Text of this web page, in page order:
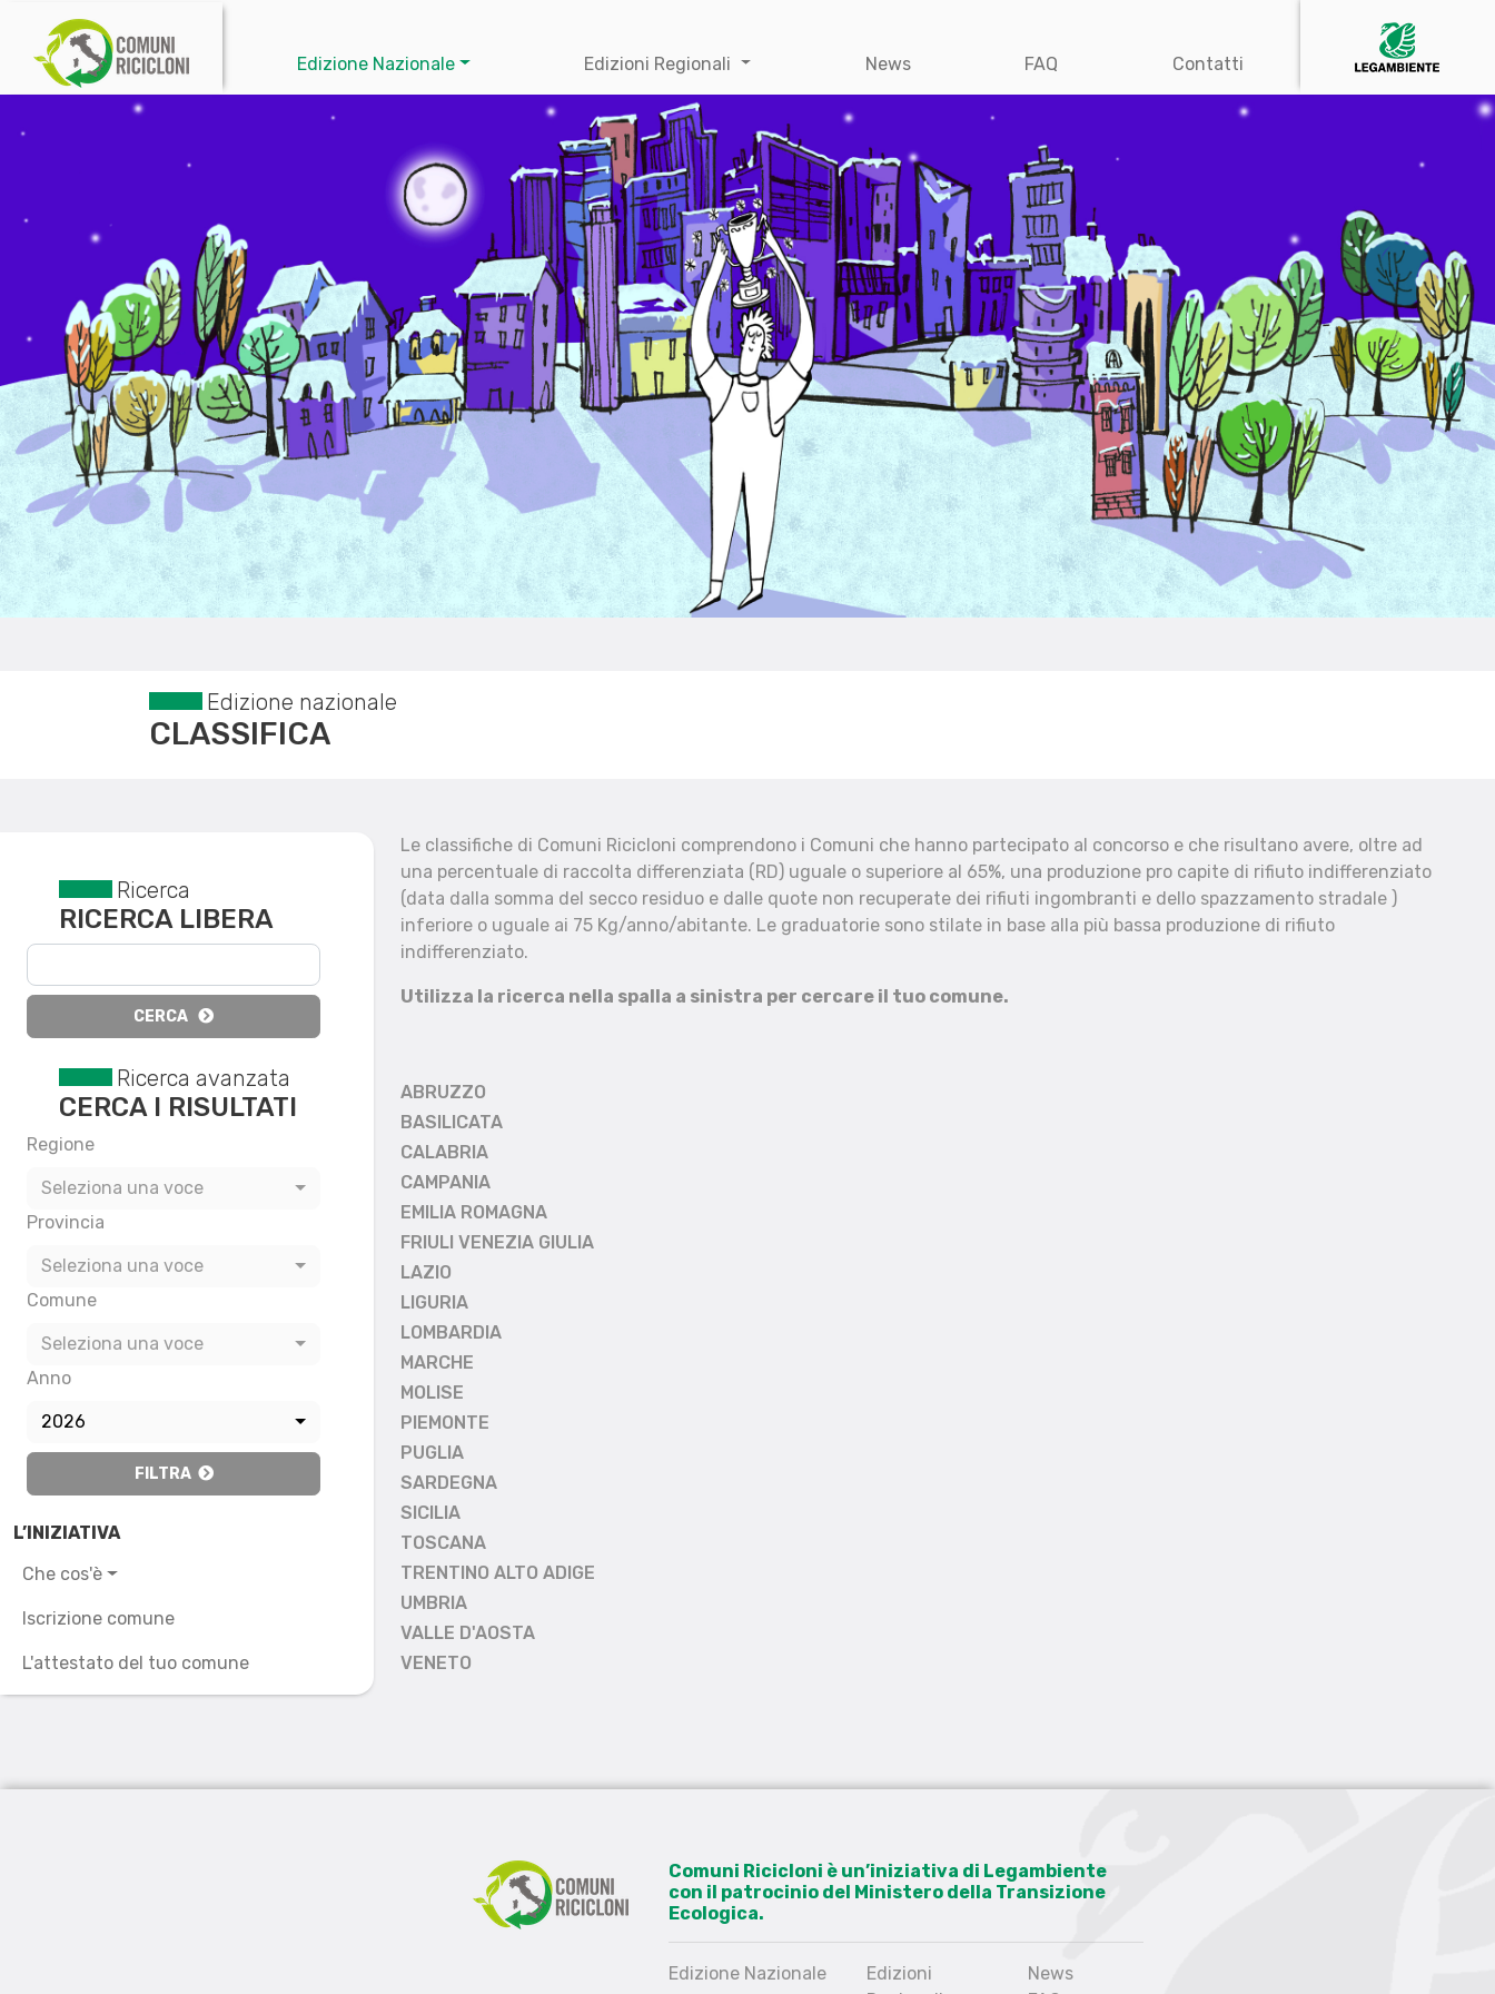
Edizione Nazionale Edizioni Regionali News FAQ Contatti
Edizione nazionale
CLASSIFICA
Reset filtri
Ricerca
RICERCA LIBERA
CERCA
Ricerca avanzata
CERCA I RISULTATI
Regione
Seleziona una voce
Provincia
Seleziona una voce
Comune
Seleziona una voce
Anno
2026
FILTRA
L’INIZIATIVA
Che cos'è
Iscrizione comune
L'attestato del tuo comune
Le classifiche di Comuni Ricicloni comprendono i Comuni che hanno partecipato al concorso e che risultano avere, oltre ad
una percentuale di raccolta differenziata (RD) uguale o superiore al 65%, una produzione pro capite di rifiuto indifferenziato
(data dalla somma del secco residuo e dalle quote non recuperate dei rifiuti ingombranti e dello spazzamento stradale )
inferiore o uguale ai 75 Kg/anno/abitante. Le graduatorie sono stilate in base alla più bassa produzione di rifiuto
indifferenziato.
Utilizza la ricerca nella spalla a sinistra per cercare il tuo comune.
ABRUZZO
BASILICATA
CALABRIA
CAMPANIA
EMILIA ROMAGNA
FRIULI VENEZIA GIULIA
LAZIO
LIGURIA
LOMBARDIA
MARCHE
MOLISE
PIEMONTE
PUGLIA
SARDEGNA
SICILIA
TOSCANA
TRENTINO ALTO ADIGE
UMBRIA
VALLE D'AOSTA
VENETO
Comuni Ricicloni è un’iniziativa di Legambiente
con il patrocinio del Ministero della Transizione
Ecologica.
Edizione Nazionale
Edizioni
News